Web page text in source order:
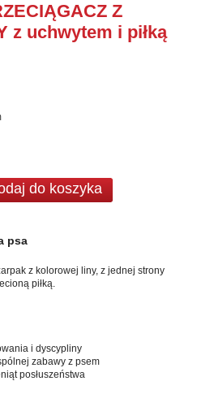
Z
z uchwytem i piłką
psa
z kolorowej liny, z jednej strony
piłką.
i dyscypliny
zabawy z psem
posłuszeństwa